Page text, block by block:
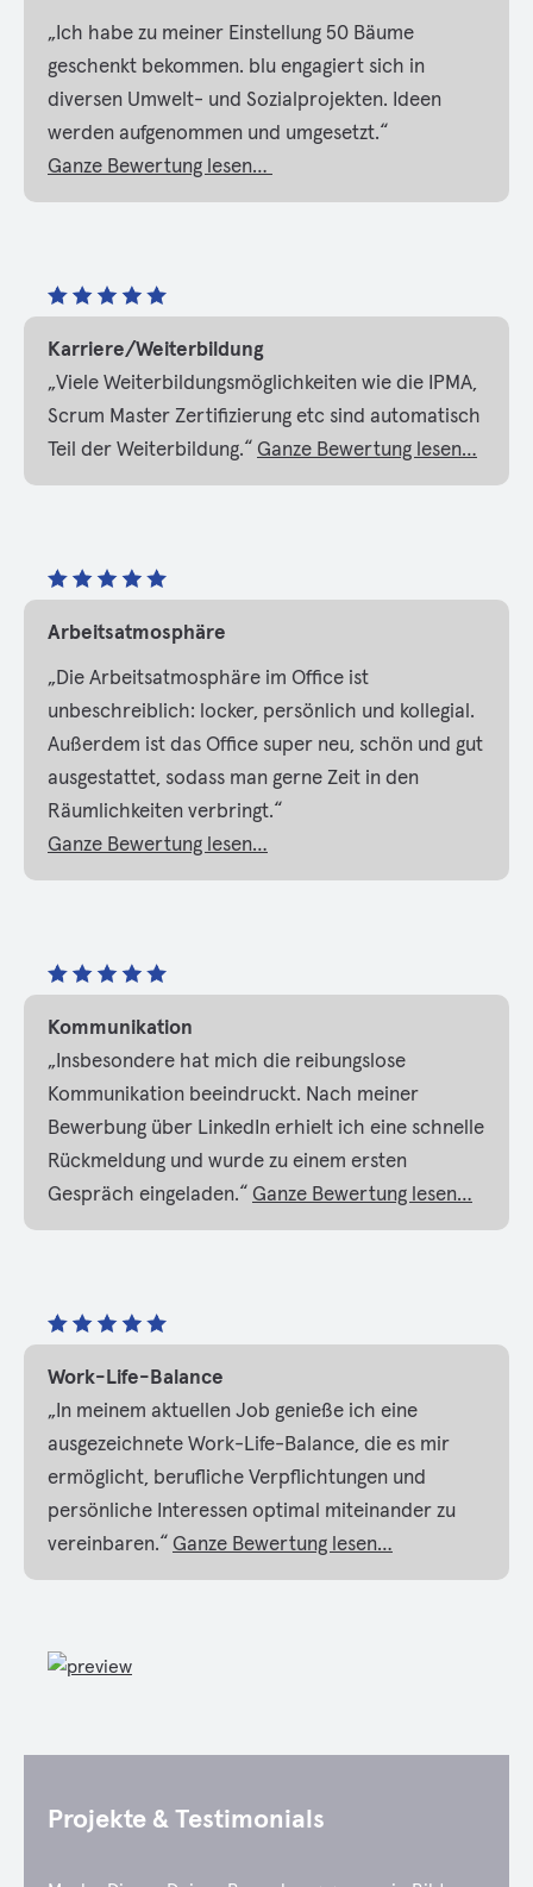
„Ich habe zu meiner Einstellung 50 Bäume
geschenkt bekommen. blu engagiert sich in
diversen Umwelt- und Sozialprojekten. Ideen
werden aufgenommen und umgesetzt.“
Ganze Bewertung lesen…
Karriere/Weiterbildung
„Viele Weiterbildungsmöglichkeiten wie die IPMA,
Scrum Master Zertifizierung etc sind automatisch
Teil der Weiterbildung.“ Ganze Bewertung lesen…
Arbeitsatmosphäre
„Die Arbeitsatmosphäre im Office ist
unbeschreiblich: locker, persönlich und kollegial.
Außerdem ist das Office super neu, schön und gut
ausgestattet, sodass man gerne Zeit in den
Räumlichkeiten verbringt.“
Ganze Bewertung lesen…
Kommunikation
„Insbesondere hat mich die reibungslose
Kommunikation beeindruckt. Nach meiner
Bewerbung über LinkedIn erhielt ich eine schnelle
Rückmeldung und wurde zu einem ersten
Gespräch eingeladen.“ Ganze Bewertung lesen…
Work-Life-Balance
„In meinem aktuellen Job genieße ich eine
ausgezeichnete Work-Life-Balance, die es mir
ermöglicht, berufliche Verpflichtungen und
persönliche Interessen optimal miteinander zu
vereinbaren.“ Ganze Bewertung lesen…
Projekte & Testimonials